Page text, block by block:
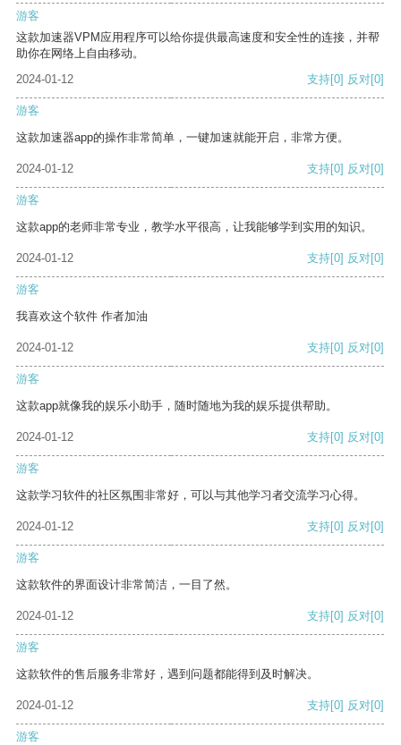
游客
这款加速器VPM应用程序可以给你提供最高速度和安全性的连接，并帮
助你在网络上自由移动。
2024-01-12
支持[0] 反对[0]
游客
这款加速器app的操作非常简单，一键加速就能开启，非常方便。
2024-01-12 支持[0] 反对[0]
游客
这款app的老师非常专业，教学水平很高，让我能够学到实用的知识。
2024-01-12 支持[0] 反对[0]
游客
我喜欢这个软件 作者加油
2024-01-12 支持[0] 反对[0]
游客
这款app就像我的娱乐小助手，随时随地为我的娱乐提供帮助。
2024-01-12 支持[0] 反对[0]
游客
这款学习软件的社区氛围非常好，可以与其他学习者交流学习心得。
2024-01-12 支持[0] 反对[0]
游客
这款软件的界面设计非常简洁，一目了然。
2024-01-12 支持[0] 反对[0]
游客
这款软件的售后服务非常好，遇到问题都能得到及时解决。
2024-01-12 支持[0] 反对[0]
游客